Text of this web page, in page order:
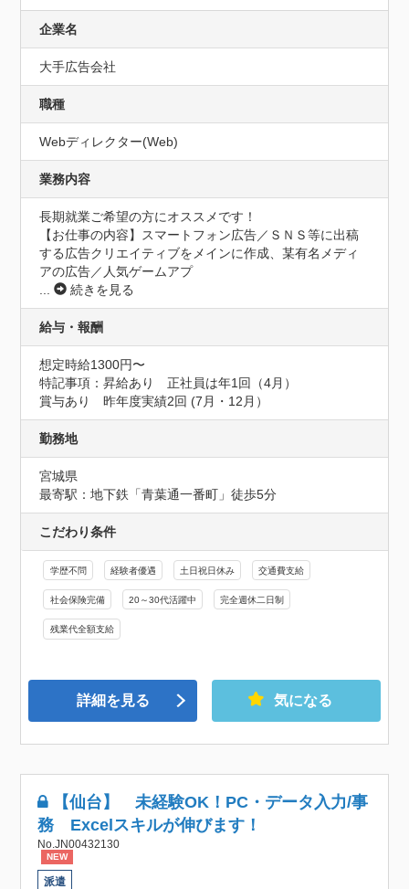
企業名
大手広告会社
職種
Webディレクター(Web)
業務内容
長期就業ご希望の方にオススメです！
【お仕事の内容】スマートフォン広告／ＳＮＳ等に出稿
する広告クリエイティブをメインに作成、某有名メディ
アの広告／人気ゲームアプ
...
続きを見る
給与・報酬
想定時給1300円〜
特記事項：昇給あり　正社員は年1回（4月）
賞与あり　昨年度実績2回 (7月・12月）
勤務地
宮城県
最寄駅：地下鉄「青葉通一番町」徒歩5分
こだわり条件
学歴不問 経験者優遇 土日祝日休み 交通費支給
社会保険完備 20～30代活躍中 完全週休二日制
残業代全額支給
詳細を見る 気になる
【仙台】 未経験OK！PC・データ入力/事
務 Excelスキルが伸びます！
No.JN00432130
NEW
派遣